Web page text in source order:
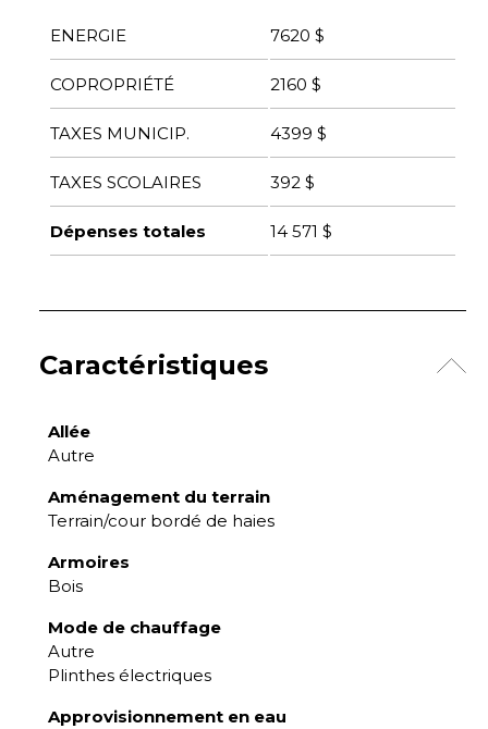
ENERGIE 7620 $
COPROPRIÉTÉ 2160 $
TAXES MUNICIP. 4399 $
TAXES SCOLAIRES 392 $
Dépenses totales 14 571 $
Caractéristiques
Allée
Autre
Aménagement du terrain
Terrain/cour bordé de haies
Armoires
Bois
Mode de chauffage
Autre
Plinthes électriques
Approvisionnement en eau